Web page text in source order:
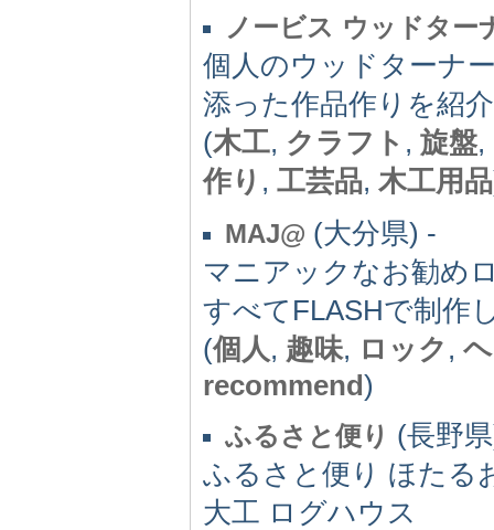
ノービス ウッドター
個人のウッドターナ
添った作品作りを紹
(木工, クラフト , 旋盤,
作り , 工芸品, 木工用品
MAJ@ (大分県) -
マニアックなお勧め
すべてFLASHで制作
(個人, 趣味, ロック ,
recommend)
ふるさと便り (長野
ふるさと便り ほたる
大工 ログハウス